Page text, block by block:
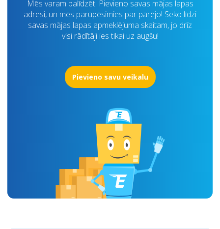
Mēs varam palīdzēt! Pievieno savas mājas lapas
adresi, un mēs parūpēsimies par pārējo! Seko līdzi
savas mājas lapas apmeklējuma skaitam, jo drīz
visi rādītāji ies tikai uz augšu!
Pievieno savu veikalu